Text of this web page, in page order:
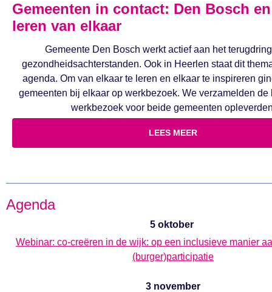
Gemeenten in contact: Den Bosch
leren van elkaar
Gemeente Den Bosch werkt actief aan het
gezondheidsachterstanden. Ook in Heerlen staat dit
agenda. Om van elkaar te leren en elkaar te inspireren
gemeenten bij elkaar op werkbezoek. We verzamelden de
werkbezoek voor beide gemeenten
LEES MEER
Agenda
5 oktober
Webinar: co-creëren in de wijk: op een inclusieve manier
(burger)participatie
3 november